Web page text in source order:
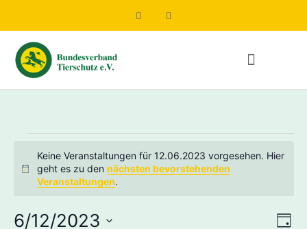
Hinweis
Keine Veranstaltungen für 12.06.2023 vorgesehen. Hier
geht es zu den nächsten bevorstehenden
Veranstaltungen.
6/12/2023